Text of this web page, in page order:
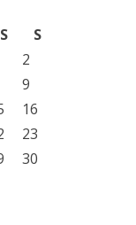
S
S
2
9
16
23
30